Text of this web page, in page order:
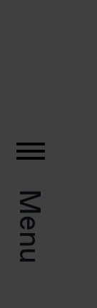
Menu